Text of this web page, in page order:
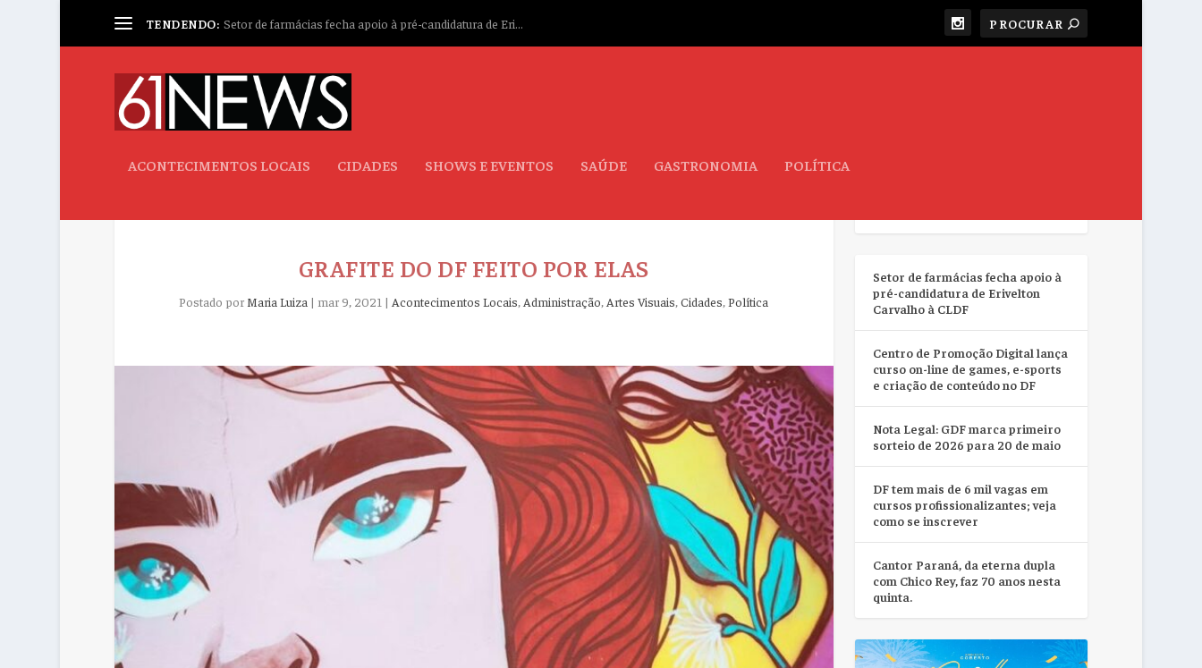
TENDENDO: Setor de farmácias fecha apoio à pré-candidatura de Eri...
ACONTECIMENTOS LOCAIS CIDADES SHOWS E EVENTOS SAÚDE GASTRONOMIA POLÍTICA
GRAFITE DO DF FEITO POR ELAS
Postado por Maria Luiza | mar 9, 2021 | Acontecimentos Locais, Administração, Artes Visuais,Cidades,Política
Setor de farmácias fecha apoio à
pré-candidatura de Erivelton
Carvalho à CLDF
Centro de Promoção Digital lança
curso on-line de games, e-sports
e criação de conteúdo no DF
Nota Legal: GDF marca primeiro
sorteio de 2026 para 20 de maio
DF tem mais de 6 mil vagas em
cursos profissionalizantes; veja
como se inscrever
Cantor Paraná, da eterna dupla
com Chico Rey, faz 70 anos nesta
quinta.